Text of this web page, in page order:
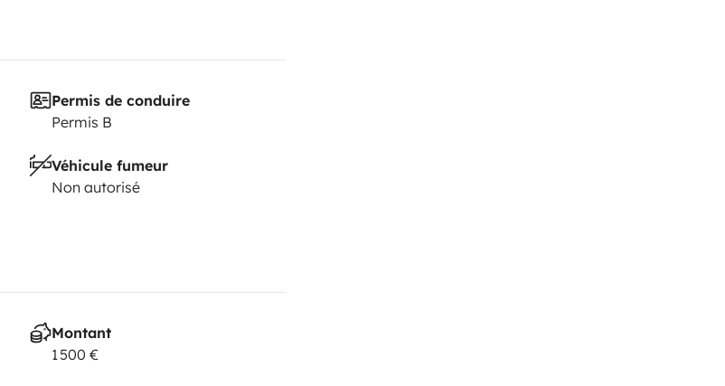
Permis de conduire
Permis B
Véhicule fumeur
Non autorisé
Montant
1 500 €